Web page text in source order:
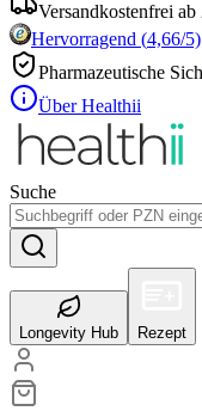
Versandkostenfrei
Hervorragend (4,66/5)
Pharmazeutische
Über Healthii
Suche
Longevity Hub Rezept